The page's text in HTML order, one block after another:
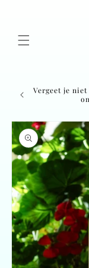
Vergeet je
product
information